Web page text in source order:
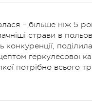
– більше ніж 5
страви в
конкуренції,
геркулесової
потрібно всього